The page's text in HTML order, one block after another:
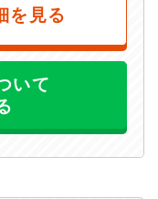
を見る
いて